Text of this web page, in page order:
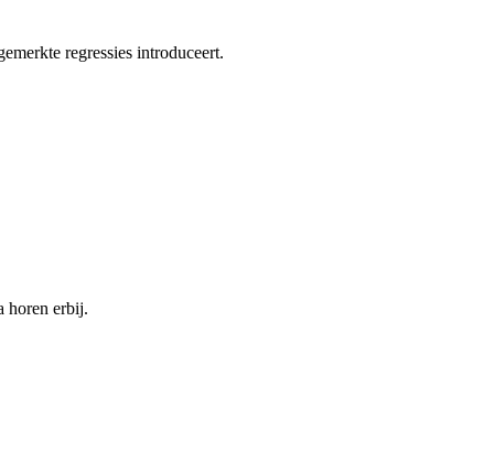
regressies introduceert.
horen erbij.